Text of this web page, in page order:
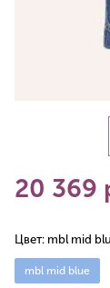
20 369
Цвет: mbl mid
mbl mid blue